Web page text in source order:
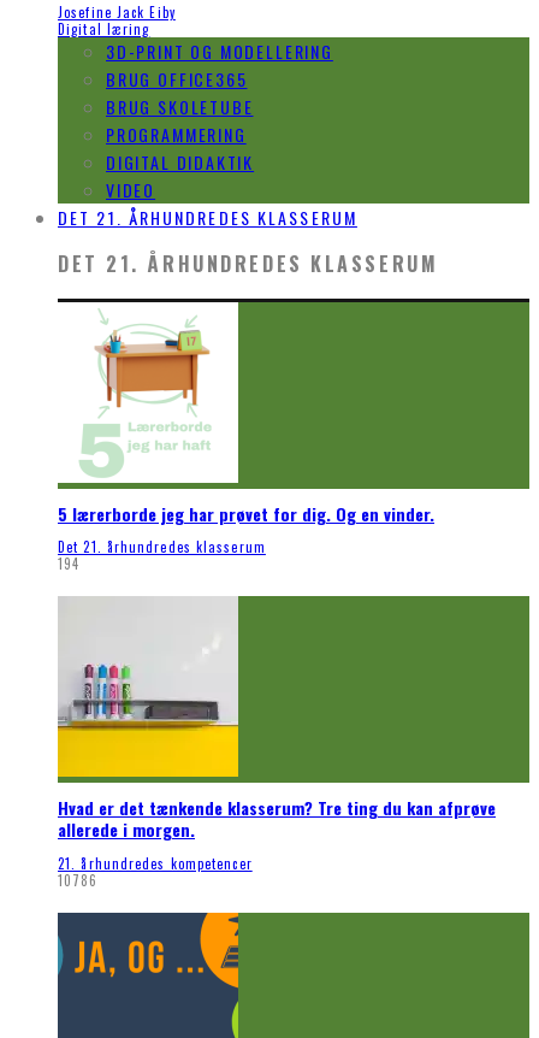
Josefine Jack Eiby
Digital læring
3D-PRINT OG MODELLERING
BRUG OFFICE365
BRUG SKOLETUBE
PROGRAMMERING
DIGITAL DIDAKTIK
VIDEO
DET 21. ÅRHUNDREDES KLASSERUM
DET 21. ÅRHUNDREDES KLASSERUM
5 lærerborde jeg har prøvet for dig. Og en vinder.
Det 21. århundredes klasserum
194
Hvad er det tænkende klasserum? Tre ting du kan afprøve
allerede i morgen.
21. århundredes kompetencer
10786